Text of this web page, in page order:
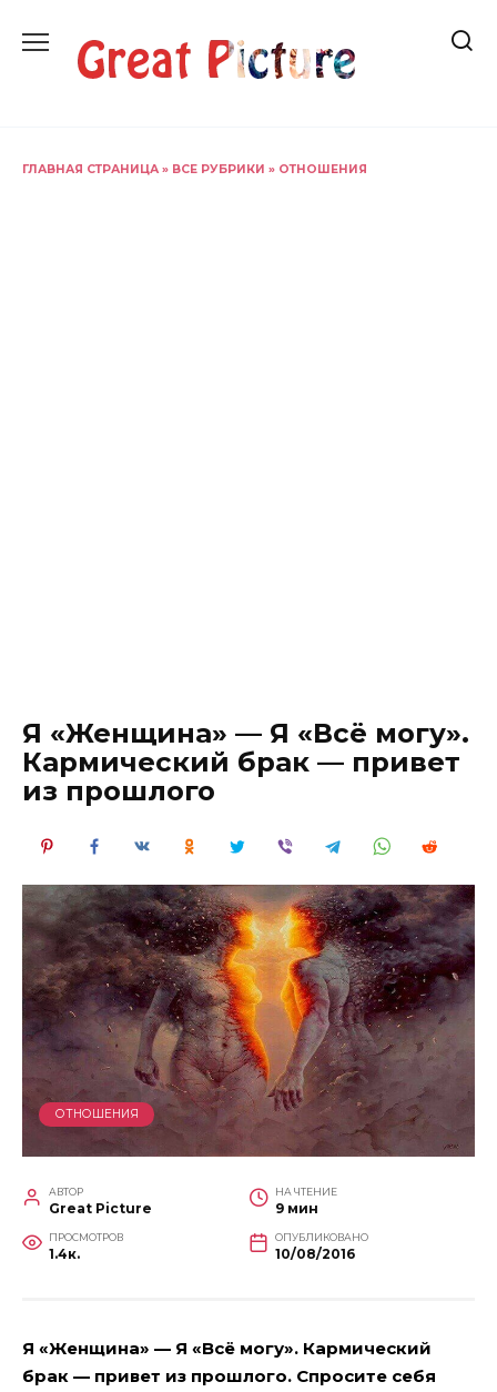
содержанию
ГЛАВНАЯ СТРАНИЦА » ВСЕ РУБРИКИ » ОТНОШЕНИЯ
Я «Женщина» — Я «Всё могу».
Кармический брак — привет
из прошлого
ОТНОШЕНИЯ
АВТОР
Great Picture
НА ЧТЕНИЕ
9 мин
ПРОСМОТРОВ
1.4к.
ОПУБЛИКОВАНО
10/08/2016
Я «Женщина» — Я «Всё могу». Кармический
брак — привет из прошлого. Спросите себя